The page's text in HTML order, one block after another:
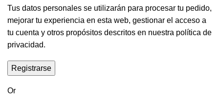
Tus datos personales se utilizarán para procesar tu pedido,
mejorar tu experiencia en esta web, gestionar el acceso a
tu cuenta y otros propósitos descritos en nuestra política de
privacidad.
Registrarse
Or